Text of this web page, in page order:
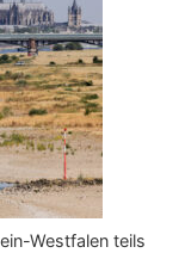
Westfalen teils